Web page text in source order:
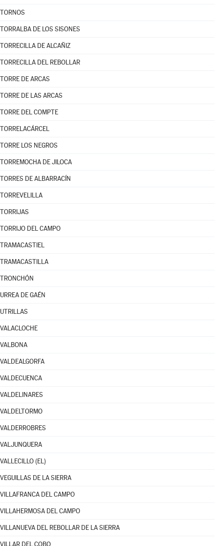
TORNOS
TORRALBA DE LOS SISONES
TORRECILLA DE ALCAÑIZ
TORRECILLA DEL REBOLLAR
TORRE DE ARCAS
TORRE DE LAS ARCAS
TORRE DEL COMPTE
TORRELACÁRCEL
TORRE LOS NEGROS
TORREMOCHA DE JILOCA
TORRES DE ALBARRACÍN
TORREVELILLA
TORRIJAS
TORRIJO DEL CAMPO
TRAMACASTIEL
TRAMACASTILLA
TRONCHÓN
URREA DE GAÉN
UTRILLAS
VALACLOCHE
VALBONA
VALDEALGORFA
VALDECUENCA
VALDELINARES
VALDELTORMO
VALDERROBRES
VALJUNQUERA
VALLECILLO (EL)
VEGUILLAS DE LA SIERRA
VILLAFRANCA DEL CAMPO
VILLAHERMOSA DEL CAMPO
VILLANUEVA DEL REBOLLAR DE LA SIERRA
VILLAR DEL COBO